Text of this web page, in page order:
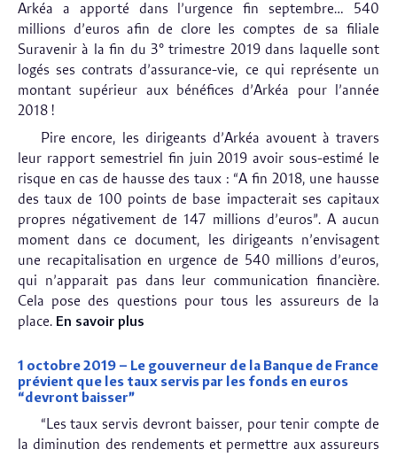
Arkéa a apporté dans l’urgence fin septembre… 540
millions d’euros afin de clore les comptes de sa filiale
Suravenir à la fin du 3° trimestre 2019 dans laquelle sont
logés ses contrats d’assurance-vie, ce qui représente un
montant supérieur aux bénéfices d’Arkéa pour l’année
2018 !
Pire encore, les dirigeants d’Arkéa avouent à travers
leur rapport semestriel fin juin 2019 avoir sous-estimé le
risque en cas de hausse des taux : “A fin 2018, une hausse
des taux de 100 points de base impacterait ses capitaux
propres négativement de 147 millions d’euros”. A aucun
moment dans ce document, les dirigeants n’envisagent
une recapitalisation en urgence de 540 millions d’euros,
qui n’apparait pas dans leur communication financière.
Cela pose des questions pour tous les assureurs de la
place. En savoir plus
1 octobre 2019 – Le gouverneur de la Banque de France
prévient que les taux servis par les fonds en euros
“devront baisser”
“Les taux servis devront baisser, pour tenir compte de
la diminution des rendements et permettre aux assureurs